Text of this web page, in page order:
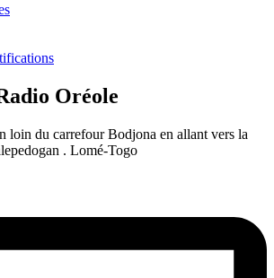
Oréole
loin du carrefour Bodjona en allant vers la
. Lomé-Togo